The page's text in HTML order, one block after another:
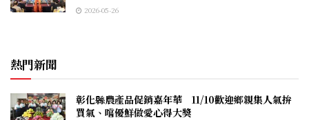
2026-05-26
熱門新聞
彰化縣農產品促銷嘉年華 11/10歡迎鄉親集人氣拚
買氣、嚐優鮮做愛心得大獎